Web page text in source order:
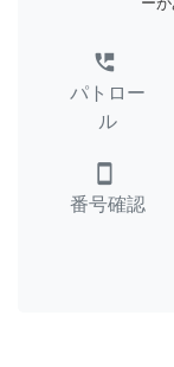
perm_phone_msg
パトロー
ル
smartphone
番号確認